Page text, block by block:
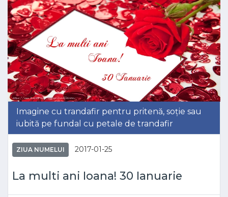
Imagine cu trandafir pentru pritenă, soție sau
iubită pe fundal cu petale de trandafir
ZIUA NUMELUI 2017-01-25
La multi ani Ioana! 30 Ianuarie